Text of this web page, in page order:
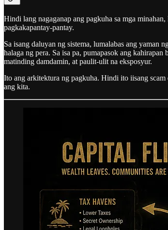
Hindi lang nagaganap ang pagkuha sa mga
pagkakapantay-pantay.
Sa isang daluyan ng sistema, lumalabas ang yaman
halaga ng pera. Sa isa pa, pumapasok ang
matinding damdamin, at paulit-ulit na eksposyur.
Ito ang arkitektura ng pagkuha. Hindi ito iisang
ang kita.